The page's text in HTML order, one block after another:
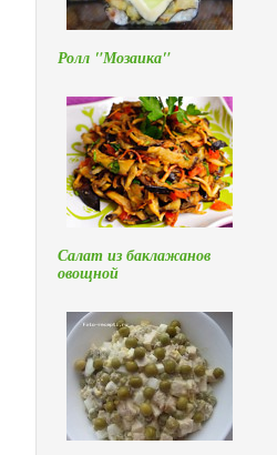
Ролл "Мозаика"
Салат из баклажанов
овощной